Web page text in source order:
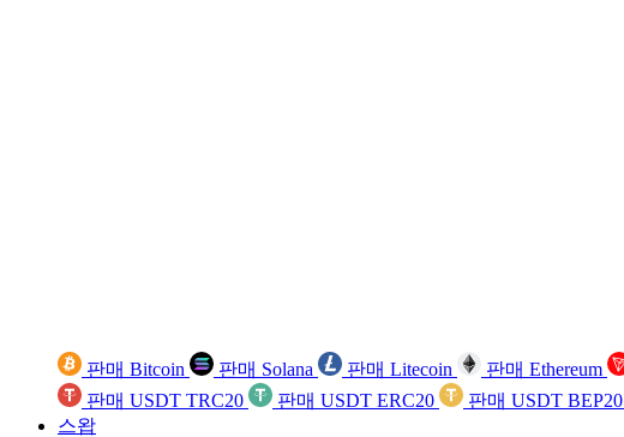
판매 Bitcoin 판매 Solana 판매 Litecoin 판매 Ethereum
판매 USDT TRC20
판매 USDT ERC20 판매 USDT BEP20
스왑